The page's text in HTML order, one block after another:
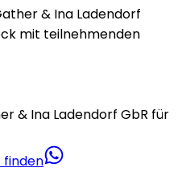
& Ina Ladendorf
mit teilnehmenden
& Ina Ladendorf GbR für
finden